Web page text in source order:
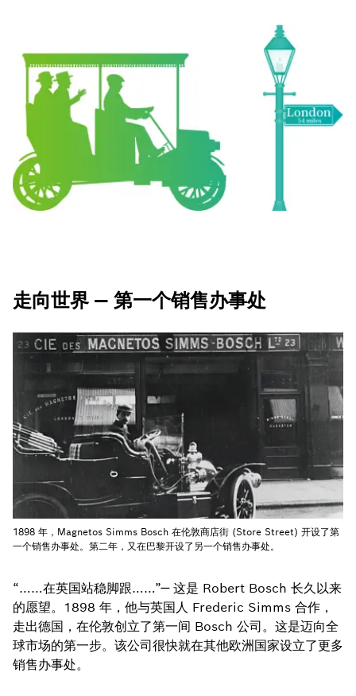
走向世界 — 第一个销售办事处
1898 年，Magnetos Simms Bosch 在伦敦商店街 (Store Street) 开设了第
一个销售办事处。第二年，又在巴黎开设了另一个销售办事处。
“……在英国站稳脚跟……”— 这是 Robert Bosch 长久以来
的愿望。1898 年，他与英国人 Frederic Simms 合作，
走出德国，在伦敦创立了第一间 Bosch 公司。这是迈向全
球市场的第一步。该公司很快就在其他欧洲国家设立了更多
销售办事处。